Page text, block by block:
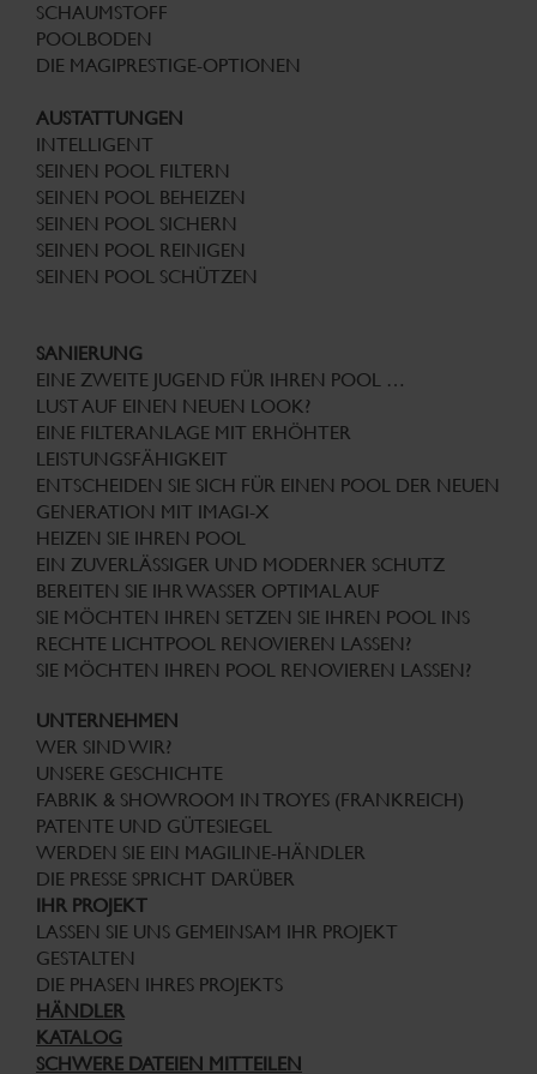
SCHAUMSTOFF
POOLBODEN
DIE MAGIPRESTIGE-OPTIONEN
AUSTATTUNGEN
INTELLIGENT
SEINEN POOL FILTERN
SEINEN POOL BEHEIZEN
SEINEN POOL SICHERN
SEINEN POOL REINIGEN
SEINEN POOL SCHÜTZEN
SANIERUNG
EINE ZWEITE JUGEND FÜR IHREN POOL …
LUST AUF EINEN NEUEN LOOK?
EINE FILTERANLAGE MIT ERHÖHTER
LEISTUNGSFÄHIGKEIT
ENTSCHEIDEN SIE SICH FÜR EINEN POOL DER NEUEN
GENERATION MIT IMAGI-X
HEIZEN SIE IHREN POOL
EIN ZUVERLÄSSIGER UND MODERNER SCHUTZ
BEREITEN SIE IHR WASSER OPTIMAL AUF
SIE MÖCHTEN IHREN SETZEN SIE IHREN POOL INS
RECHTE LICHTPOOL RENOVIEREN LASSEN?
SIE MÖCHTEN IHREN POOL RENOVIEREN LASSEN?
UNTERNEHMEN
WER SIND WIR?
UNSERE GESCHICHTE
FABRIK & SHOWROOM IN TROYES (FRANKREICH)
PATENTE UND GÜTESIEGEL
WERDEN SIE EIN MAGILINE-HÄNDLER
DIE PRESSE SPRICHT DARÜBER
IHR PROJEKT
LASSEN SIE UNS GEMEINSAM IHR PROJEKT
GESTALTEN
DIE PHASEN IHRES PROJEKTS
HÄNDLER
KATALOG
SCHWERE DATEIEN MITTEILEN